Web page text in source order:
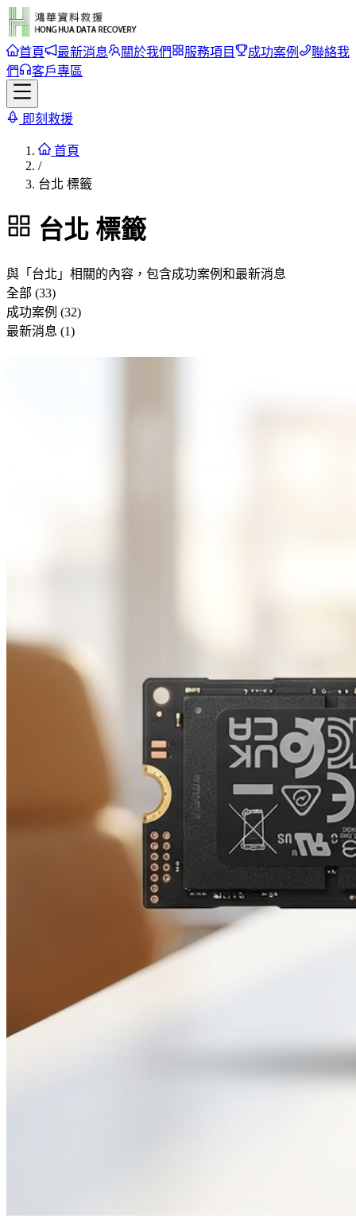
首頁 最新消息 關於我們 服務項目 成功案例
聯絡我
們
客戶專區
即刻救援
首頁
/
台北 標籤
台北 標籤
與「 台北 」相關的內容，包含成功案例和最新消息
全部 (33)
成功案例 (32)
最新消息 (1)